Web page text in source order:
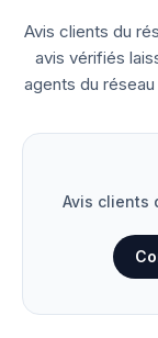
Avis clients du
avis vérifiés
agents du
Avis clients